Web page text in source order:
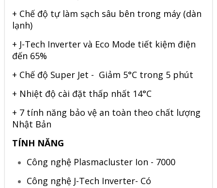
+ Chế độ tự làm sạch sâu bên trong máy (dàn
lạnh)
+ J-Tech Inverter và Eco Mode tiết kiệm điện
đến 65%
+ Chế độ Super Jet - Giảm 5°C trong 5 phút
+ Nhiệt độ cài đặt thấp nhất 14°C
+ 7 tính năng bảo vệ an toàn theo chất lượng
Nhật Bản
TÍNH NĂNG
Công nghệ Plasmacluster Ion - 7000
Công nghệ J-Tech Inverter- Có